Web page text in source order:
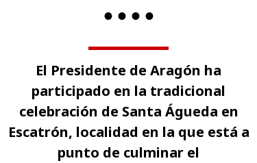
El Presidente de Aragón ha
participado en la tradicional
celebración de Santa Águeda en
Escatrón, localidad en la que está a
punto de culminar el